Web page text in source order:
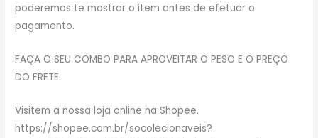
poderemos te mostrar o item antes de efetuar o
pagamento.
FAÇA O SEU COMBO PARA APROVEITAR O PESO E O PREÇO
DO FRETE.
Visitem a nossa loja online na Shopee.
https://shopee.com.br/socolecionaveis?